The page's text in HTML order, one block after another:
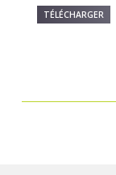
TÉLÉCHARGER